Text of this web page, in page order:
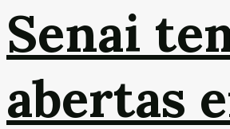
Senai
abertas